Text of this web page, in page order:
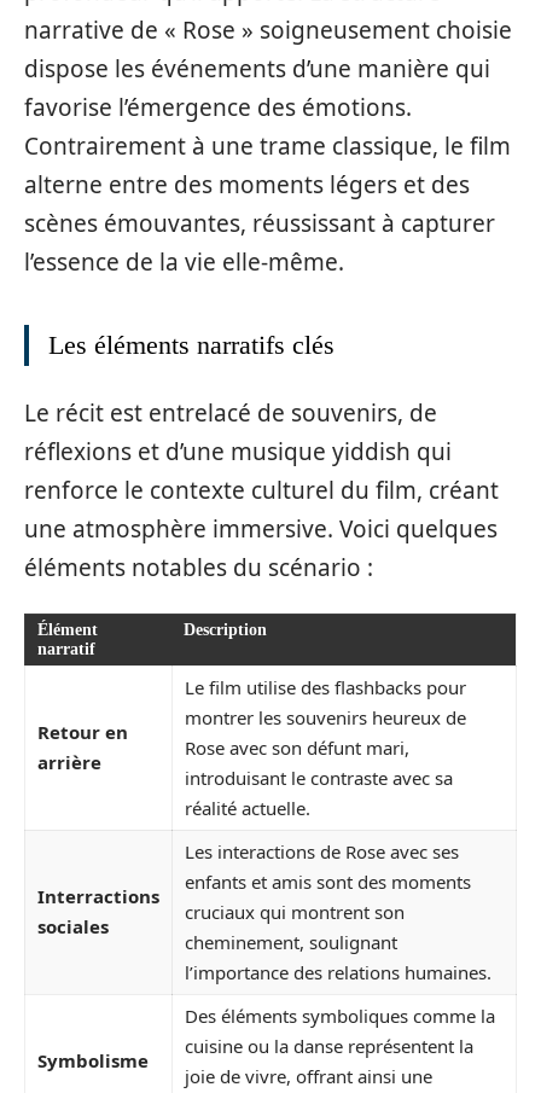
narrative de « Rose » soigneusement choisie
dispose les événements d’une manière qui
favorise l’émergence des émotions.
Contrairement à une trame classique, le film
alterne entre des moments légers et des
scènes émouvantes, réussissant à capturer
l’essence de la vie elle-même.
Les éléments narratifs clés
Le récit est entrelacé de souvenirs, de
réflexions et d’une musique yiddish qui
renforce le contexte culturel du film, créant
une atmosphère immersive. Voici quelques
éléments notables du scénario :
Élément
narratif
Description
Retour en
arrière
Le film utilise des flashbacks pour
montrer les souvenirs heureux de
Rose avec son défunt mari,
introduisant le contraste avec sa
réalité actuelle.
Interractions
sociales
Les interactions de Rose avec ses
enfants et amis sont des moments
cruciaux qui montrent son
cheminement, soulignant
l’importance des relations humaines.
Symbolisme
Des éléments symboliques comme la
cuisine ou la danse représentent la
joie de vivre, offrant ainsi une